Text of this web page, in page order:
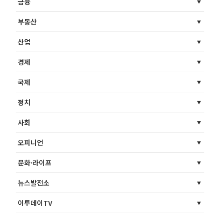
부동산
산업
경제
국제
정치
사회
오피니언
문화·라이프
뉴스발전소
이투데이TV